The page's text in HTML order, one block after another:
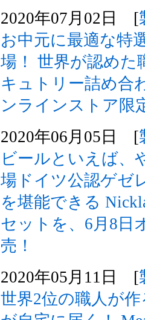
2020年07月02日 [
お中元に最適な特
場！ 世界が認めた
キュトリー詰め合
ンラインストア限
2020年06月05日 [
ビールといえば、
場ドイツ公認ゲゼ
を堪能できる
セットを、6月8日
売！
2020年05月11日 [
世界2位の職人が